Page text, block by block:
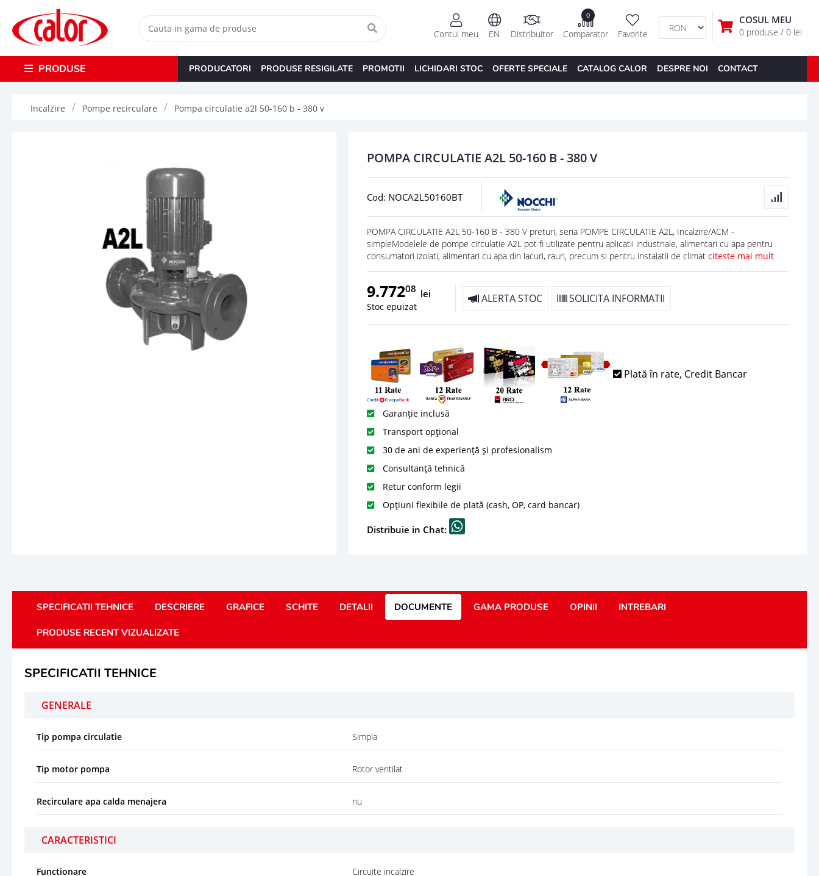
COSUL MEU
0 produse / 0 lei
Favorite
0
Comparator
Distribuitor
EN
Contul meu
PRODUSE PRODUCATORI PRODUSE RESIGILATE PROMOTII LICHIDARI STOC OFERTE SPECIALE CATALOG CALOR DESPRE NOI CONTACT
Incalzire Pompe recirculare Pompa circulatie a2l 50-160 b - 380 v
POMPA CIRCULATIE A2L 50-160 B - 380 V
Cod: NOCA2L50160BT
POMPA CIRCULATIE A2L 50-160 B - 380 V preturi, seria POMPE CIRCULATIE A2L, Incalzire/ACM -
simpleModelele de pompe circulatie A2L pot fi utilizate pentru aplicatii industriale, alimentari cu apa pentru
consumatori izolati, alimentari cu apa din lacuri, rauri, precum si pentru instalatii de climat citeste mai mult
9.77208 lei
Stoc epuizat
ALERTA STOC SOLICITA INFORMATII
Plată în rate, Credit Bancar
Garanție inclusă
Transport opțional
30 de ani de experiență și profesionalism
Consultanță tehnică
Retur conform legii
Opțiuni flexibile de plată (cash, OP, card bancar)
Distribuie in Chat:
SPECIFICATII TEHNICE DESCRIERE GRAFICE SCHITE DETALII DOCUMENTE GAMA PRODUSE OPINII INTREBARI
PRODUSE RECENT VIZUALIZATE
SPECIFICATII TEHNICE
GENERALE
Tip pompa circulatie Simpla
Tip motor pompa Rotor ventilat
Recirculare apa calda menajera nu
CARACTERISTICI
Functionare Circuite incalzire